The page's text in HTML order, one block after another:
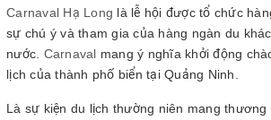
Carnaval Hạ Long là lễ hội được tổ chức
sự chú ý và tham gia của hàng ngàn du
nước. Carnaval mang ý nghĩa khởi động
lịch của thành phố biển tại Quảng Ninh.
Là sự kiện du lịch thường niên mang thương